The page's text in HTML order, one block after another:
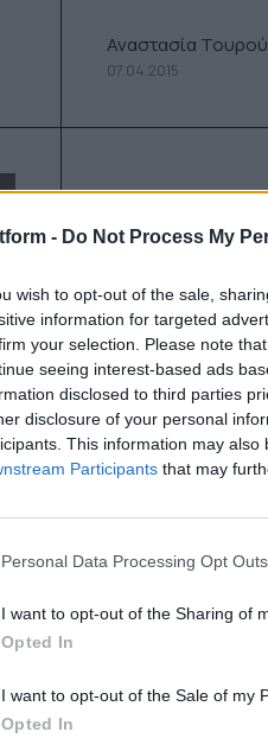
- Do Not Process My
wish to opt-out of the sale,
information for targeted
your selection. Please note
seeing interest-based ads
disclosed to third parties
disclosure of your personal
This information may
Participants that may
Personal Data Processing Opt Outs
I want to opt-out of the Sharing of
Opted In
I want to opt-out of the Sale of my
Opted In
Αναστασία
07.04.2015